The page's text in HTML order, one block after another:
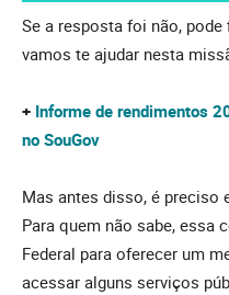
Se a resposta foi não,
vamos te ajudar nesta
+ Informe de rendimentos
no SouGov
Mas antes disso, é preciso
Para quem não sabe, essa
Federal para oferecer um
acessar alguns serviços